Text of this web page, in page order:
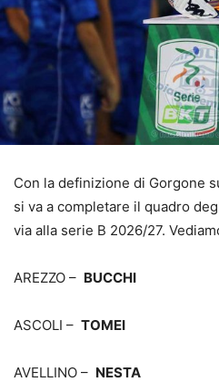
Con la definizione di Gorgone
si va a completare il quadro
via alla serie B 2026/27.
AREZZO – BUCCHI
ASCOLI – TOMEI
AVELLINO – NESTA